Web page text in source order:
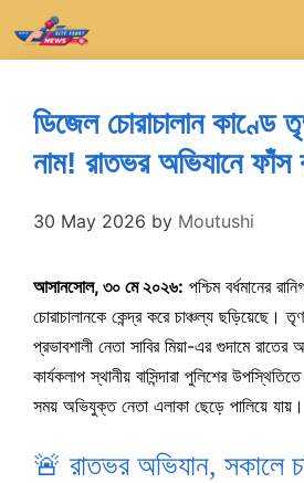
ডিজেল চোরাচালান কাণ্ডে
নাম! রাতভর অভিযানে
30 May 2026 by Moutushi
আসানসোল, ৩০ মে ২০২৬: পশ্চিম বর্ধমানের
চোরাচালানকে কেন্দ্র করে চাঞ্চল্য ছড়িয়েছে।
প্রভাবশালী নেতা সাবির মিয়া-এর গুদামে
কার্যকলাপ স্থানীয় বাসিন্দারা পুলিশের
সময় অভিযুক্ত নেতা এলাকা ছেড়ে পালিয়ে যায়।
🚨 রাতভর অভিযান, সকালে